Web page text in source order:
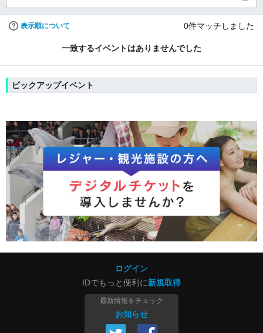
表示順について 0件マッチしました
一致するイベントはありませんでした
ピックアップイベント
ログイン
IDでもっと便利に新規取得
最新情報をチェック
お知らせ